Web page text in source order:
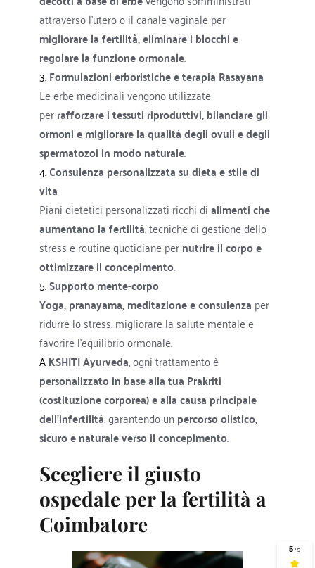
attraverso l'utero o il canale vaginale per
migliorare la fertilità, eliminare i blocchi e
regolare la funzione ormonale.
3. Formulazioni erboristiche e terapia Rasayana
Le erbe medicinali vengono utilizzate
per rafforzare i tessuti riproduttivi, bilanciare gli
ormoni e migliorare la qualità degli ovuli e degli
spermatozoi in modo naturale.
4. Consulenza personalizzata su dieta e stile di
vita
Piani dietetici personalizzati ricchi di alimenti che
aumentano la fertilità, tecniche di gestione dello
stress e routine quotidiane per nutrire il corpo e
ottimizzare il concepimento.
5. Supporto mente-corpo
Yoga, pranayama, meditazione e consulenza per
ridurre lo stress, migliorare la salute mentale e
favorire l'equilibrio ormonale.
A KSHITI Ayurveda , ogni trattamento è
personalizzato in base alla tua Prakriti
(costituzione corporea) e alla causa principale
dell'infertilità, garantendo un percorso olistico,
sicuro e naturale verso il concepimento.
Scegliere il giusto
ospedale per la fertilità a
Coimbatore